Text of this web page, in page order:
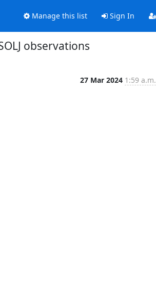
Manage this list Sign In
observations
27 Mar 2024 1:59 a.m.